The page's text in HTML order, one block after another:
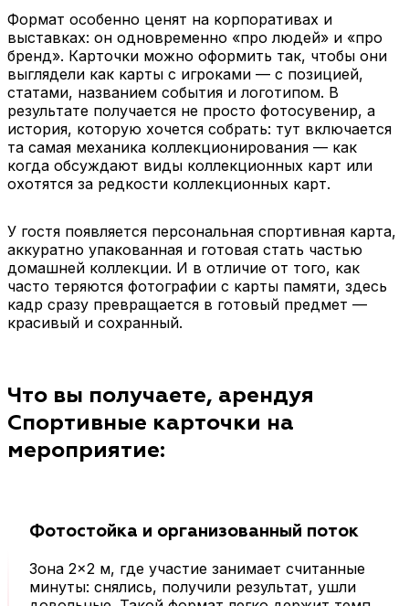
Подходит для
молодёжной аудитории
и событий, где важен
динамичный,
современный визуал.
события: корпоративные
цвета, шрифты и
настроение. В
результате получаются
спортивные карточки
как часть единого
дизайна мероприятия, а
не чужая активность.
стиль без излишней
строгости, чтобы
ребёнку было приятно
получить карточку и
унести её в кейсе как
трофей. Хорошо
зонах на фестивалях.
Формат особенно ценят на корпоративах и
выставках: он одновременно «про людей» и «про
бренд». Карточки можно оформить так, чтобы они
выглядели как карты с игроками — с позицией,
статами, названием события и логотипом. В
результате получается не просто фотосувенир, а
история, которую хочется собрать: тут включается
та самая механика коллекционирования — как
когда обсуждают виды коллекционных карт или
охотятся за редкости коллекционных карт.
У гостя появляется персональная спортивная карта,
аккуратно упакованная и готовая стать частью
домашней коллекции. И в отличие от того, как
часто теряются фотографии с карты памяти, здесь
кадр сразу превращается в готовый предмет —
красивый и сохранный.
Что вы получаете, арендуя
Спортивные карточки на
мероприятие:
Фотостойка и организованный поток
Зона 2×2 м, где участие занимает считанные
минуты: снялись, получили результат, ушли